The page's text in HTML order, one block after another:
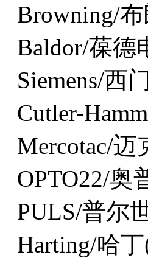
Browning/
Baldor/葆德
Siemens/西
Cutler-
Mercotac/
OPTO22/奥
PULS/普尔
Harting/哈